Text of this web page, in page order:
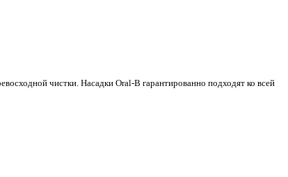
чистки. Насадки Oral-B гарантированно подходят ко всей